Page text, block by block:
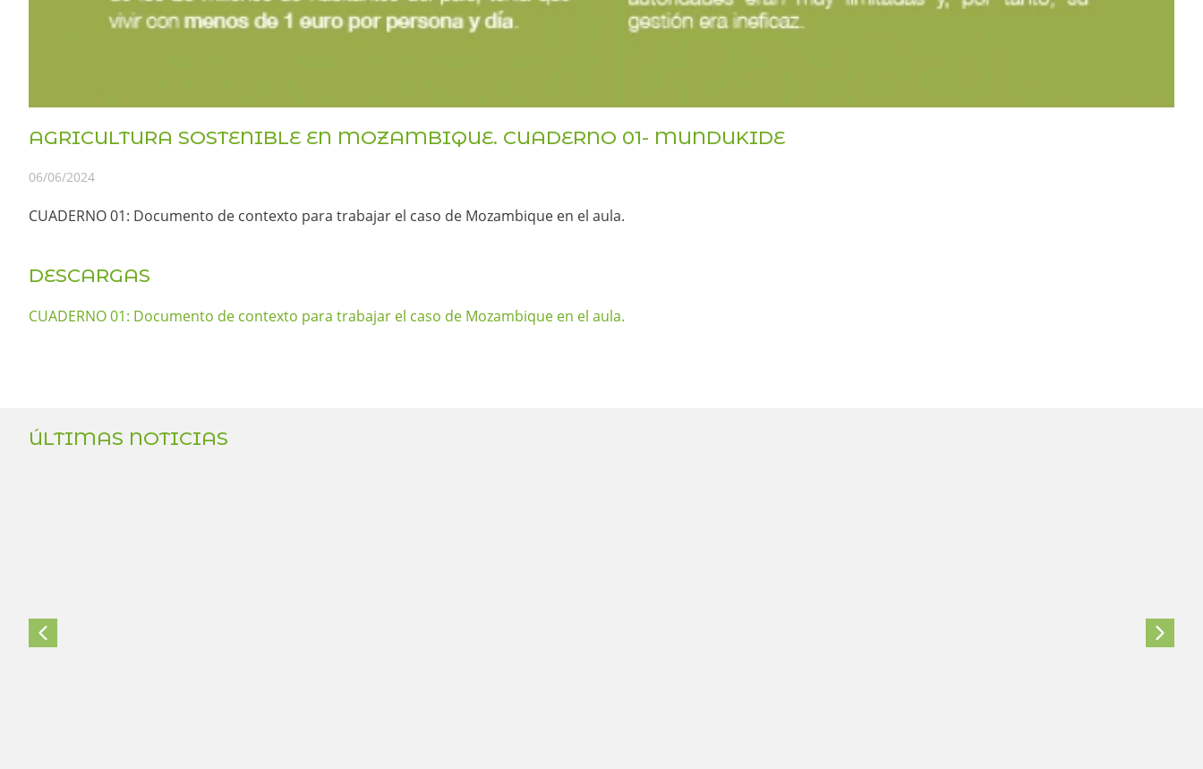
AGRICULTURA SOSTENIBLE EN MOZAMBIQUE. CUADERNO 01- MUNDUKIDE
06/06/2024
CUADERNO 01: Documento de contexto para trabajar el caso de Mozambique en el aula.
DESCARGAS
CUADERNO 01: Documento de contexto para trabajar el caso de Mozambique en el aula.
ÚLTIMAS NOTICIAS